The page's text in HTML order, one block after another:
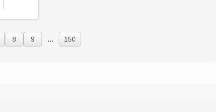
8 9 ... 150